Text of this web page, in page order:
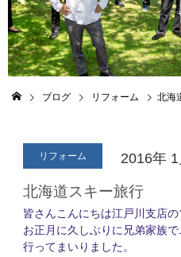
ブログ リフォーム 北海
2016年 1
リフォーム
北海道スキー旅行
皆さんこんにちは江戸川支店の
お正月に久しぶりに兄弟家族
行ってまいりました。